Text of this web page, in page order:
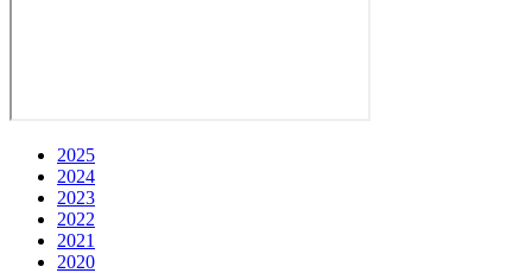
2025
2024
2023
2022
2021
2020